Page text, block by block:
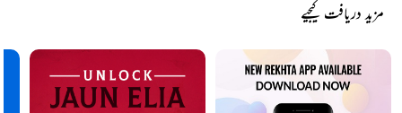
مزید دریافت کیجیے